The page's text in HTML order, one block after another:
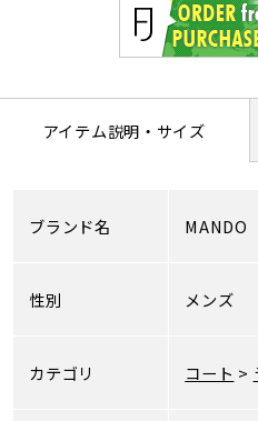
アイテム説明・サイズ
ブランド名 MANDO
性別 メンズ
カテゴリ コート >